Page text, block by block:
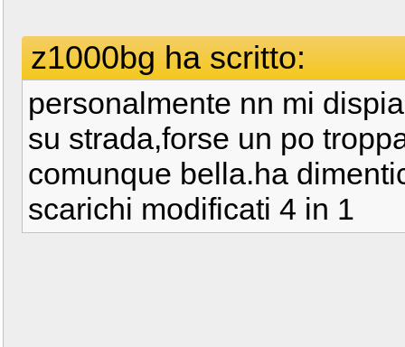
z1000bg ha scritto:
personalmente nn mi
su strada,forse un po
comunque bella.ha
scarichi modificati 4 in 1